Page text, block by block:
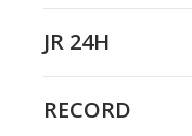
JR 24H
RECORD